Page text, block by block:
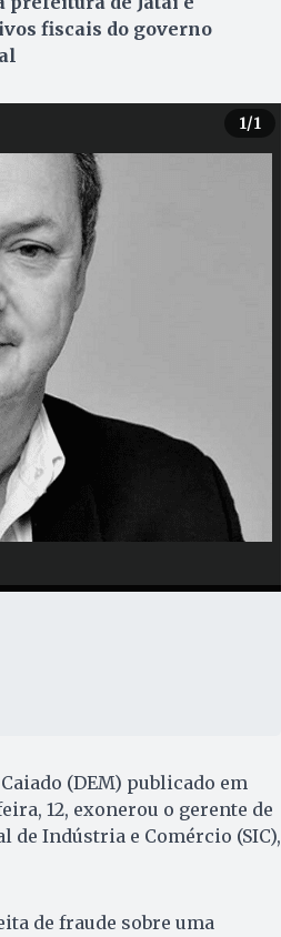
fiscais do governo
1/1
(DEM) publicado em
12, exonerou o gerente de
de Indústria e Comércio (SIC),
de fraude sobre uma